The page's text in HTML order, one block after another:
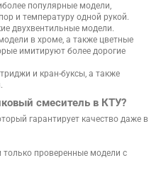
популярные модели,
и температуру одной рукой.
двухвентильные модели.
в хроме, а также цветные
имитируют более дорогие
и кран-буксы, а также
смеситель в КТУ?
гарантирует качество даже в
проверенные модели с